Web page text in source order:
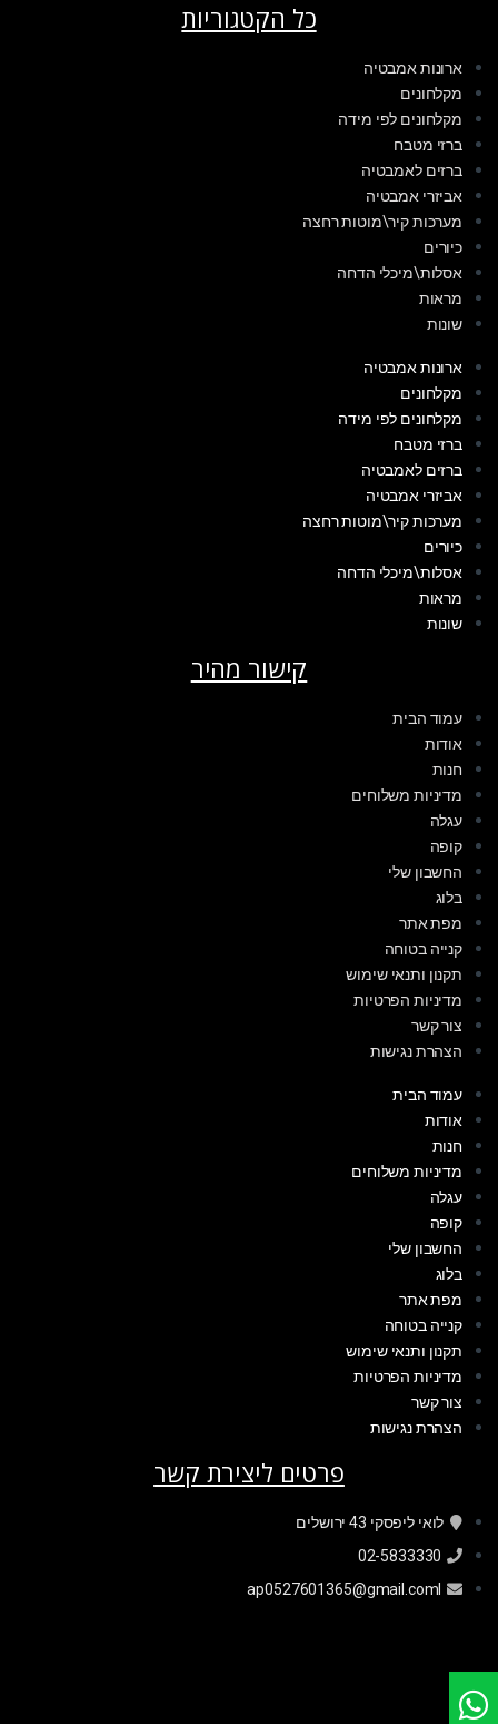
כל הקטגוריות
ארונות אמבטיה
מקלחונים
מקלחונים לפי מידה
ברזי מטבח
ברזים לאמבטיה
אביזרי אמבטיה
מערכות קיר\מוטות רחצה
כיורים
אסלות\מיכלי הדחה
מראות
שונות
ארונות אמבטיה
מקלחונים
מקלחונים לפי מידה
ברזי מטבח
ברזים לאמבטיה
אביזרי אמבטיה
מערכות קיר\מוטות רחצה
כיורים
אסלות\מיכלי הדחה
מראות
שונות
קישור מהיר
עמוד הבית
אודות
חנות
מדיניות משלוחים
עגלה
קופה
החשבון שלי
בלוג
מפת אתר
קנייה בטוחה
תקנון ותנאי שימוש
מדיניות הפרטיות
צור קשר
הצהרת נגישות
עמוד הבית
אודות
חנות
מדיניות משלוחים
עגלה
קופה
החשבון שלי
בלוג
מפת אתר
קנייה בטוחה
תקנון ותנאי שימוש
מדיניות הפרטיות
צור קשר
הצהרת נגישות
פרטים ליצירת קשר
לואי ליפסקי 43 ירושלים
02-5833330
ap0527601365@gmail.coml